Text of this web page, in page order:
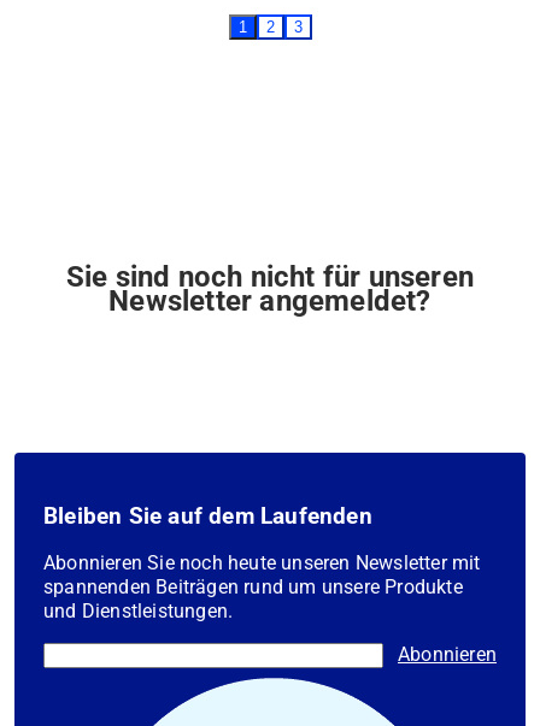
1 2 3
Sie sind noch nicht für unseren
Newsletter angemeldet?
Bleiben Sie auf dem Laufenden
Abonnieren Sie noch heute unseren Newsletter mit
spannenden Beiträgen rund um unsere Produkte
und Dienstleistungen.
Abonnieren